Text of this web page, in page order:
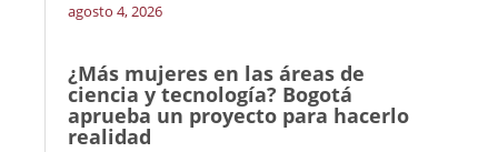
agosto 4, 2026
¿Más mujeres en las áreas de
ciencia y tecnología? Bogotá
aprueba un proyecto para hacerlo
realidad